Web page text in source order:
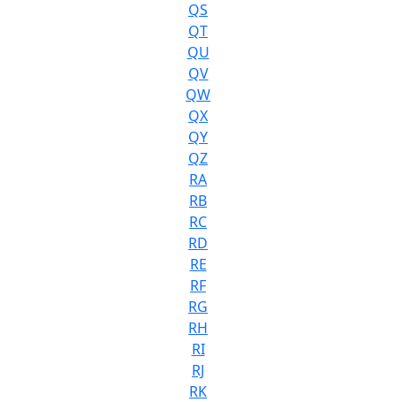
QS
QT
QU
QV
QW
QX
QY
QZ
RA
RB
RC
RD
RE
RF
RG
RH
RI
RJ
RK